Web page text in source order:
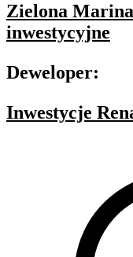
Zielona
inwestycyjne
Deweloper:
Inwestycje